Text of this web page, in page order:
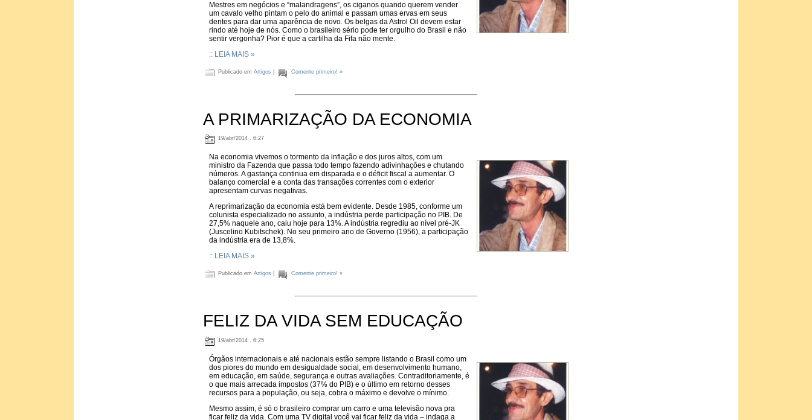
Mestres em negócios e “malandragens”, os ciganos quando querem vender
um cavalo velho pintam o pelo do animal e passam umas ervas em seus
dentes para dar uma aparência de novo. Os belgas da Astrol Oil devem estar
rindo até hoje de nós. Como o brasileiro sério pode ter orgulho do Brasil e não
sentir vergonha? Pior é que a cartilha da Fifa não mente.
:: LEIA MAIS »
Publicado em Artigos Comente primeiro! »
A PRIMARIZAÇÃO DA ECONOMIA
19/abr/2014 . 6:27
Na economia vivemos o tormento da inflação e dos juros altos, com um
ministro da Fazenda que passa todo tempo fazendo adivinhações e chutando
números. A gastança continua em disparada e o déficit fiscal a aumentar. O
balanço comercial e a conta das transações correntes com o exterior
apresentam curvas negativas.
A reprimarização da economia está bem evidente. Desde 1985, conforme um
colunista especializado no assunto, a indústria perde participação no PIB. De
27,5% naquele ano, caiu hoje para 13%. A indústria regrediu ao nível pré-JK
(Juscelino Kubitschek). No seu primeiro ano de Governo (1956), a participação
da indústria era de 13,8%.
:: LEIA MAIS »
Publicado em Artigos Comente primeiro! »
FELIZ DA VIDA SEM EDUCAÇÃO
19/abr/2014 . 6:25
Órgãos internacionais e até nacionais estão sempre listando o Brasil como um
dos piores do mundo em desigualdade social, em desenvolvimento humano,
em educação, em saúde, segurança e outras avaliações. Contraditoriamente, é
o que mais arrecada impostos (37% do PIB) e o último em retorno desses
recursos para a população, ou seja, cobra o máximo e devolve o mínimo.
Mesmo assim, é só o brasileiro comprar um carro e uma televisão nova pra
ficar feliz da vida. Com uma TV digital você vai ficar feliz da vida – indaga a